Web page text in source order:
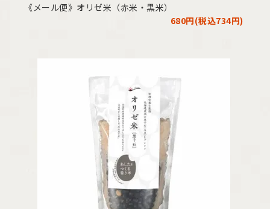
《メール便》オリゼ米（赤米・黒米）
680円(税込734円)